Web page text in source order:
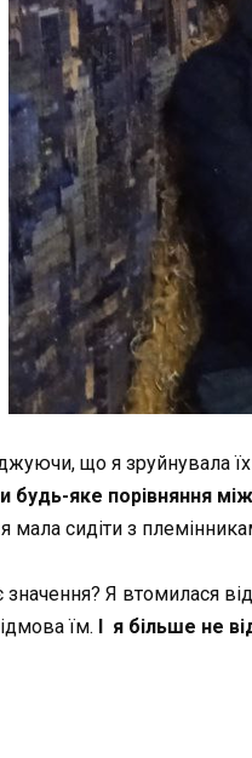
що я зруйнувала
будь-яке порівняння
мала сидіти з
Я втомилася
їм. І я більше не